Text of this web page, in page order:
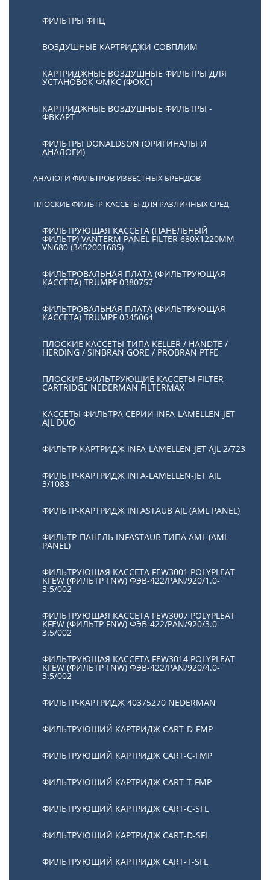
ФИЛЬТРЫ ФПЦ
ВОЗДУШНЫЕ КАРТРИДЖИ СОВПЛИМ
КАРТРИДЖНЫЕ ВОЗДУШНЫЕ ФИЛЬТРЫ ДЛЯ
УСТАНОВОК ФМКС (ФОКС)
КАРТРИДЖНЫЕ ВОЗДУШНЫЕ ФИЛЬТРЫ -
ФВКАРТ
ФИЛЬТРЫ DONALDSON (ОРИГИНАЛЫ И
АНАЛОГИ)
АНАЛОГИ ФИЛЬТРОВ ИЗВЕСТНЫХ БРЕНДОВ
ПЛОСКИЕ ФИЛЬТР-КАССЕТЫ ДЛЯ РАЗЛИЧНЫХ СРЕД
ФИЛЬТРУЮЩАЯ КАССЕТА (ПАНЕЛЬНЫЙ
ФИЛЬТР) VANTERM PANEL FILTER 680X1220MM
VN680 (3452001685)
ФИЛЬТРОВАЛЬНАЯ ПЛАТА (ФИЛЬТРУЮЩАЯ
КАССЕТА) TRUMPF 0380757
ФИЛЬТРОВАЛЬНАЯ ПЛАТА (ФИЛЬТРУЮЩАЯ
КАССЕТА) TRUMPF 0345064
ПЛОСКИЕ КАССЕТЫ ТИПА KELLER / HANDTE /
HERDING / SINBRAN GORE / PROBRAN PTFE
ПЛОСКИЕ ФИЛЬТРУЮЩИЕ КАССЕТЫ FILTER
CARTRIDGE NEDERMAN FILTERMAX
КАССЕТЫ ФИЛЬТРА СЕРИИ INFA-LAMELLEN-JET
AJL DUO
ФИЛЬТР-КАРТРИДЖ INFA-LAMELLEN-JET AJL 2/723
ФИЛЬТР-КАРТРИДЖ INFA-LAMELLEN-JET AJL
3/1083
ФИЛЬТР-КАРТРИДЖ INFASTAUB AJL (AML PANEL)
ФИЛЬТР-ПАНЕЛЬ INFASTAUB ТИПА AML (AML
PANEL)
ФИЛЬТРУЮЩАЯ КАССЕТА FEW3001 POLYPLEAT
KFEW (ФИЛЬТР FNW) ФЭВ-422/PAN/920/1.0-
3.5/002
ФИЛЬТРУЮЩАЯ КАССЕТА FEW3007 POLYPLEAT
KFEW (ФИЛЬТР FNW) ФЭВ-422/PAN/920/3.0-
3.5/002
ФИЛЬТРУЮЩАЯ КАССЕТА FEW3014 POLYPLEAT
KFEW (ФИЛЬТР FNW) ФЭВ-422/PAN/920/4.0-
3.5/002
ФИЛЬТР-КАРТРИДЖ 40375270 NEDERMAN
ФИЛЬТРУЮЩИЙ КАРТРИДЖ CART-D-FMP
ФИЛЬТРУЮЩИЙ КАРТРИДЖ CART-С-FMP
ФИЛЬТРУЮЩИЙ КАРТРИДЖ CART-Т-FMP
ФИЛЬТРУЮЩИЙ КАРТРИДЖ CART-C-SFL
ФИЛЬТРУЮЩИЙ КАРТРИДЖ CART-D-SFL
ФИЛЬТРУЮЩИЙ КАРТРИДЖ CART-T-SFL